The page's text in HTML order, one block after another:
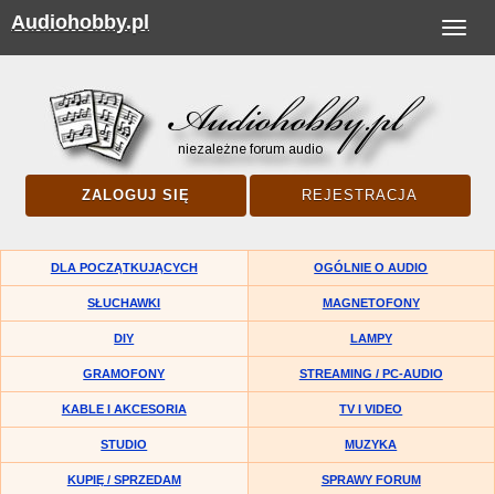
Toggle
Audiohobby.pl
ZALOGUJ SIĘ REJESTRACJA
DLA POCZĄTKUJĄCYCH OGÓLNIE O AUDIO
SŁUCHAWKI MAGNETOFONY
DIY LAMPY
GRAMOFONY STREAMING / PC-AUDIO
KABLE I AKCESORIA TV I VIDEO
STUDIO MUZYKA
KUPIĘ / SPRZEDAM SPRAWY FORUM